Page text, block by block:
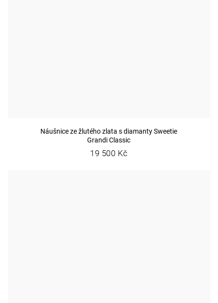
Náušnice ze žlutého zlata s diamanty Sweetie
Grandi Classic
19 500 Kč